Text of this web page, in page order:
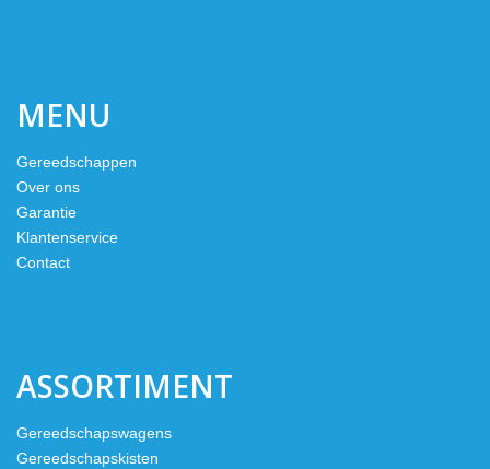
MENU
Gereedschappen
Over ons
Garantie
Klantenservice
Contact
ASSORTIMENT
Gereedschapswagens
Gereedschapskisten